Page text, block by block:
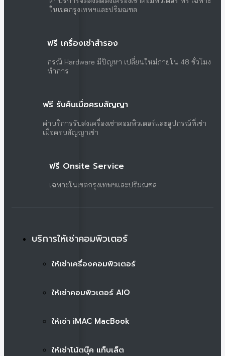
ในเขตกรุงเทพฯและปริมณฑล
ฟรี เครื่องเช่าสำรอง
กรณี Hardware มีปัญหา เปลี่ยนใหม่ภายใน 48 ชั่วโมง
ทำการ
ฟรี รับคืนเมื่อครบสัญญา
ค่าบริการรับส่งเครื่องเช่าคอมพิวเตอร์และอุปกรณ์ที่เช่า
เมื่อครบสัญญาเช่า
ฟรี Onsite Service
เฉพาะในเขตกรุงเทพฯและปริมณฑล
บริการให้เช่าคอมพิวเตอร์
ให้เช่าเครื่องคอมพิวเตอร์
ให้เช่าคอมพิวเตอร์ AIO
ให้เช่า iMAC MacBook
ให้เช่าโน้ตบุ๊ค แท็บเล็ต